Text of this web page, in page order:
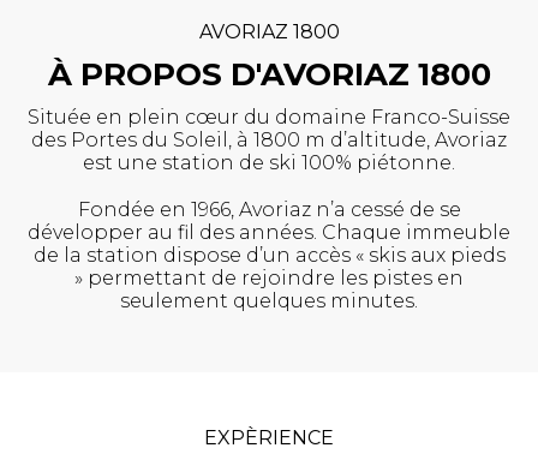
AVORIAZ 1800
À PROPOS D'AVORIAZ 1800
Située en plein cœur du domaine Franco-Suisse
des Portes du Soleil, à 1800 m d’altitude, Avoriaz
est une station de ski 100% piétonne.
Fondée en 1966, Avoriaz n’a cessé de se
développer au fil des années. Chaque immeuble
de la station dispose d’un accès « skis aux pieds
» permettant de rejoindre les pistes en
seulement quelques minutes.
EXPÈRIENCE